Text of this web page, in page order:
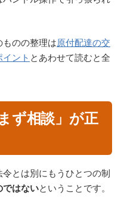
のの整理は原付配達の交
ント とあわせて読むと全
ず相談」が正
とは別にもうひとつの制
ではないということです。